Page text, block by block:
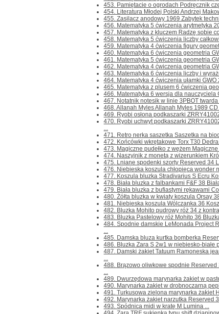
453. Pamiętacie o ogrodach Podręcznik
454. Literatura Młodej Polski Andrzej
455. Zasilacz anodowy 1969 Zabytek
456. Matematyka 5 ćwiczenia arytmetyka
457. Matematyka z kluczem Radzę sobie
458. Matematyka 5 ćwiczenia liczby
459. Matematyka 4 ćwiczenia figury
460. Matematyka 6 ćwiczenia geometria
461. Matematyka 5 ćwiczenia geometria
462. Matematyka 4 ćwiczenia geometria
463. Matematyka 6 ćwiczenia liczby i
464. Matematyka 4 ćwiczenia ułamki
465. Matematyka z plusem 6 ćwiczenia
466. Matematyka 6 wersja dla nauczyciela
467. Notatnik notesik w linie 3PBOT
468. Allanah Myles Allanah Myles 1989 CD
469. Ryobi osłona podkaszarki
470. Ryobi uchwyt podkaszarki
...
471. Retro nerka saszetka Saszetka na
472. Końcówki wkrętakowe Torx T30
473. Magiczne pudełko z wężem
474. Naszyjnik z monetą z wizerunkiem
475. Lniane spodenki szorty Reserved 34
476. Niebieska koszula chłopięca wonder
477. Koszula bluzka Stradivarius S Ecru
478. Biała bluzka z falbankami F&F 38
479. Biała bluzka z bufiastymi rękawami
480. Żółta bluzka w kwiaty koszula Orsay
481. Niebieska koszula Wólczanka 36
482. Bluzka Mohito pudrowy róż 34 z
483. Bluzka Pastelowy róż Mohito 36
484. Spodnie damskie LeMonada Project
...
485. Damska bluza kurtka bomberka
486. Bluzka Zara S 2w1 w niebiesko-białe
487. Damski żakiet Tatuum Ramoneska
...
488. Brązowo oliwkowe spodnie
...
489. Dwurzędowa marynarka żakiet w
490. Marynarka żakiet w drobnoczarną
491. Turkusowa zielona marynarka żakiet
492. Marynarka żakiet narzutka Reserved
493. Spódnica midi w kratę M Lumina ...